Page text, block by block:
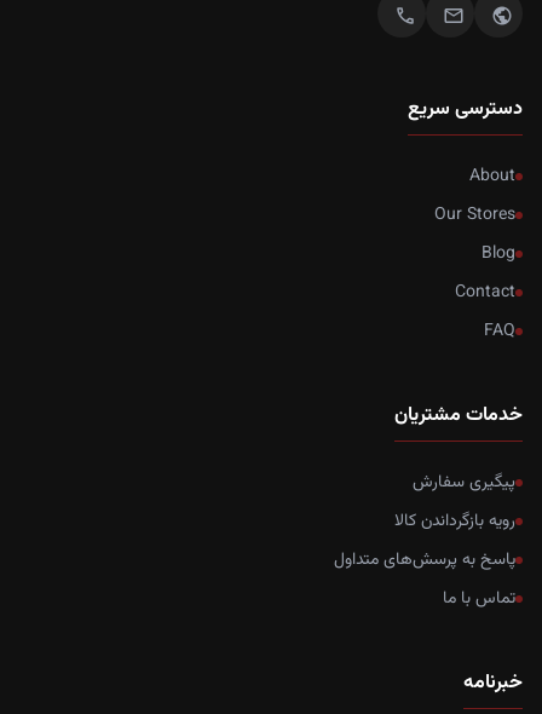
public
mail
call
دسترسی سریع
About
Our Stores
Blog
Contact
FAQ
خدمات مشتریان
پیگیری سفارش
رویه بازگرداندن کالا
پاسخ به پرسش‌های متداول
تماس با ما
خبرنامه